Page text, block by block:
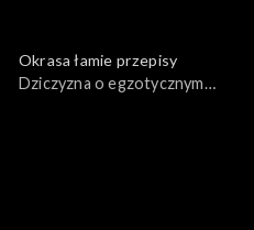
Okrasa łamie przepisy
Dziczyzna o egzotycznym